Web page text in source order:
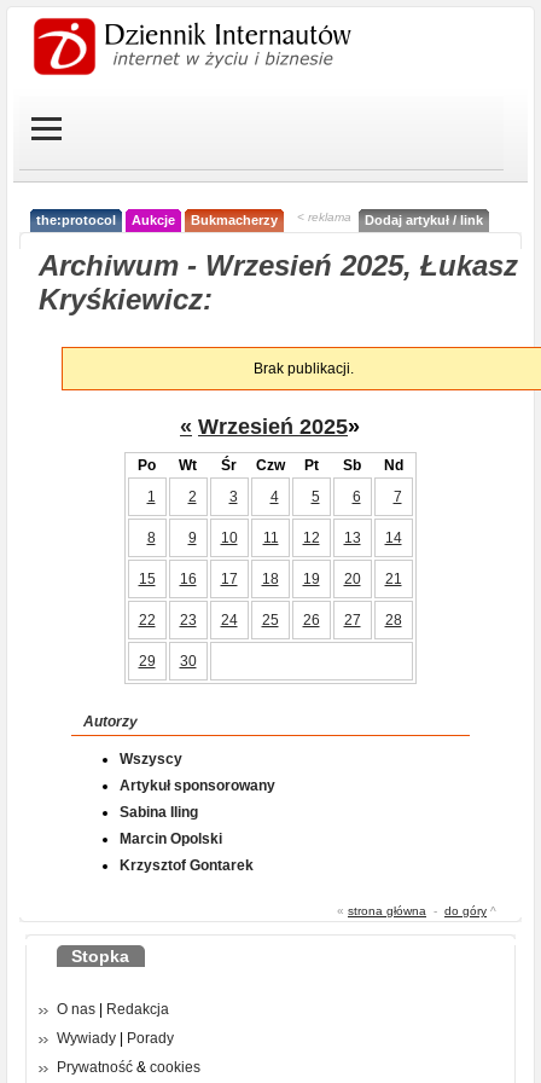
the:protocol Aukcje Bukmacherzy < reklama Dodaj artykuł / link
Archiwum - Wrzesień 2025, Łukasz
Kryśkiewicz:
Brak publikacji.
« Wrzesień 2025»
Po Wt Śr Czw Pt Sb
Nd
1
2 3 4 5 6 7
8 9 10 11 12 13 14
15 16 17 18 19 20 21
22 23 24 25 26 27 28
29 30
Autorzy
Wszyscy
Artykuł sponsorowany
Sabina Iling
Marcin Opolski
Krzysztof Gontarek
« strona główna - do góry ^
Stopka
O nas
Redakcja
Wywiady
Porady
Prywatność & cookies